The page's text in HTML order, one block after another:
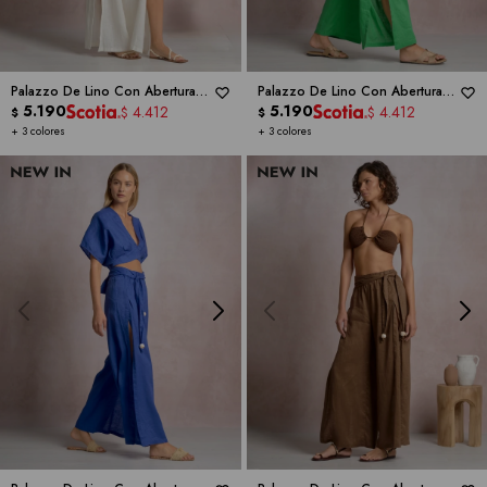
Palazzo De Lino Con Aberturas
Laterales Y Cinto -ELAN
+ 3 colores
$ 5.190 $ 4.412
Palazzo De Lino Con Aberturas
Laterales Y Cinto -ELAN
+ 3 colores
$ 5.190 $ 4.412